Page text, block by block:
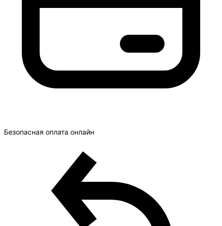
Безопасная оплата онлайн